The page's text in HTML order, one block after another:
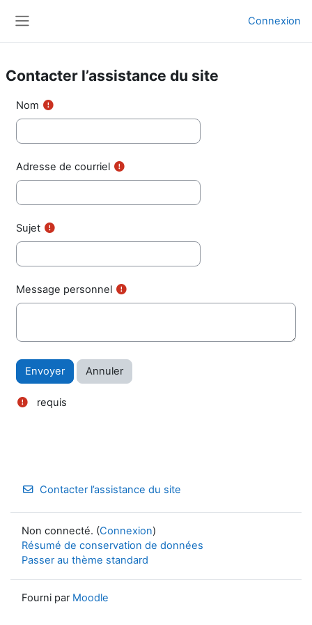
Connexion
Contacter l’assistance du site
Nom
Adresse de courriel
Sujet
Message personnel
requis
Contacter l’assistance du site
Non connecté. (Connexion)
Résumé de conservation de données
Passer au thème standard
Fourni par Moodle